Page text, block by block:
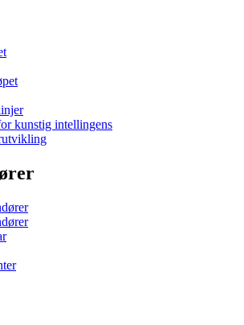
kunstig intellingens